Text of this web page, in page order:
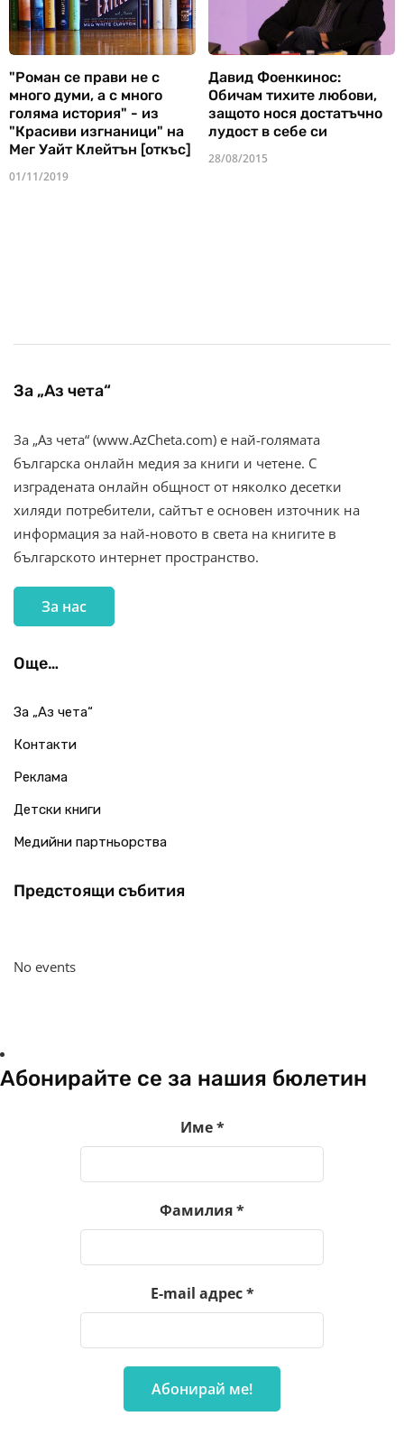
"Роман се прави не с
много думи, а с много
голяма история" - из
"Красиви изгнаници" на
Мег Уайт Клейтън [откъс]
01/11/2019
Давид Фоенкинос:
Обичам тихите любови,
защото нося достатъчно
лудост в себе си
28/08/2015
За „Аз чета“
За „Аз чета“ (www.AzCheta.com) е най-голямата
българска онлайн медия за книги и четене. С
изградената онлайн общност от няколко десетки
хиляди потребители, сайтът е основен източник на
информация за най-новото в света на книгите в
българското интернет пространство.
За нас
Още…
За „Аз чета“
Контакти
Реклама
Детски книги
Медийни партньорства
Предстоящи събития
No events
Абонирайте се за нашия бюлетин
Име*
Фамилия*
E-mail адрес*